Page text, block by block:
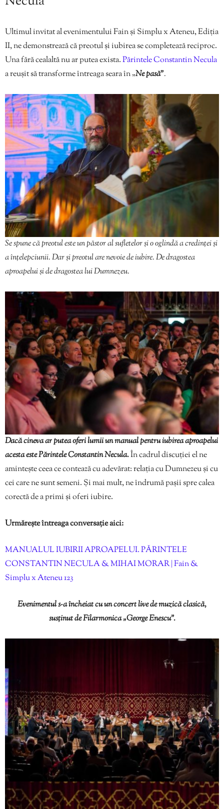
Ultimul invitat al evenimentului Fain și Simplu x Ateneu, Ediția
II, ne demonstrează că preotul și iubirea se completează reciproc.
Una fără cealaltă nu ar putea exista.Părintele Constantin Necula
a reușit să transforme întreaga seara în „Ne pasă”.
Se spune că preotul este un păstor al sufletelor și o oglindă a credinței și
a înțelepciunii. Dar și preotul are nevoie de iubire. De dragostea
aproapelui și de dragostea lui Dumnezeu.
Dacă cineva ar putea oferi lumii un manual pentru iubirea aproapelui
acesta este Părintele Constantin Necula.În cadrul discuției el ne
amintește ceea ce contează cu adevărat: relația cu Dumnezeu și cu
cei care ne sunt semeni. Și mai mult, ne îndrumă pașii spre calea
corectă de a primi și oferi iubire.
Urmărește întreaga conversație aici:
MANUALUL IUBIRII APROAPELUI. PĂRINTELE
CONSTANTIN NECULA & MIHAI MORAR | Fain &
Simplu x Ateneu 123
Evenimentul s-a încheiat cu un concert live de muzică clasică,
susținut de Filarmonica „George Enescu”.